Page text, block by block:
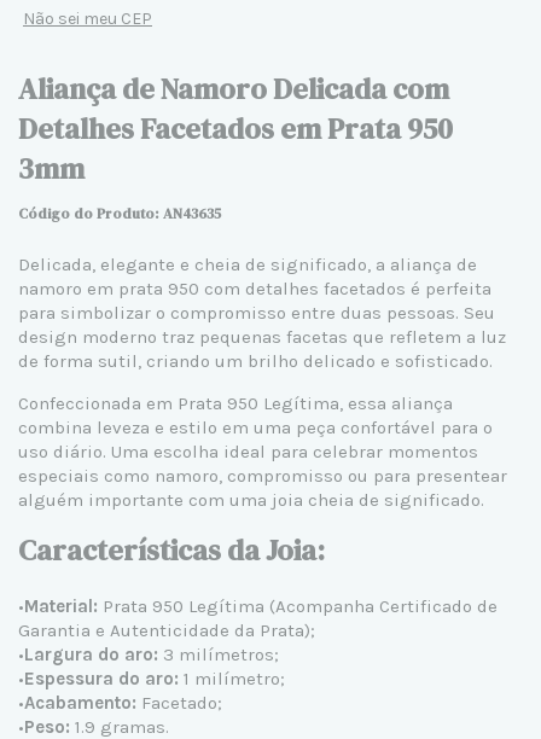
Não sei meu CEP
Aliança de Namoro Delicada com
Detalhes Facetados em Prata 950
3mm
Código do Produto: AN43635
Delicada, elegante e cheia de significado, a aliança de
namoro em prata 950 com detalhes facetados é perfeita
para simbolizar o compromisso entre duas pessoas. Seu
design moderno traz pequenas facetas que refletem a luz
de forma sutil, criando um brilho delicado e sofisticado.
Confeccionada em Prata 950 Legítima, essa aliança
combina leveza e estilo em uma peça confortável para o
uso diário. Uma escolha ideal para celebrar momentos
especiais como namoro, compromisso ou para presentear
alguém importante com uma joia cheia de significado.
Características da Joia:
•Material: Prata 950 Legítima (Acompanha Certificado de
Garantia e Autenticidade da Prata);
•Largura do aro: 3 milímetros;
•Espessura do aro: 1 milímetro;
•Acabamento: Facetado;
•Peso: 1.9 gramas.